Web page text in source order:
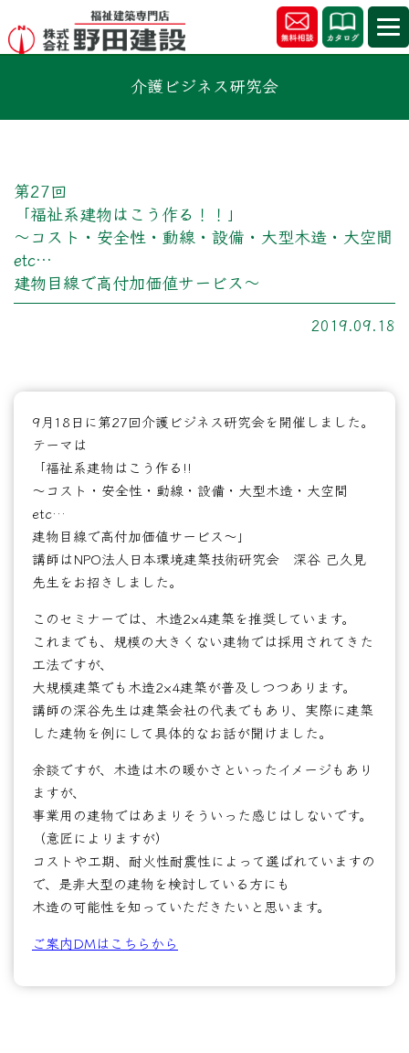
介護ビジネス研究会
第27回
「福祉系建物はこう作る！！」
～コスト・安全性・動線・設備・大型木造・大空間
etc…
建物目線で高付加価値サービス～
2019.09.18
9月18日に第27回介護ビジネス研究会を開催しました。
テーマは
「福祉系建物はこう作る!!
～コスト・安全性・動線・設備・大型木造・大空間
etc…
建物目線で高付加価値サービス～」
講師はNPO法人日本環境建築技術研究会 深谷 己久見
先生をお招きしました。
このセミナーでは、木造2×4建築を推奨しています。
これまでも、規模の大きくない建物では採用されてきた
工法ですが、
大規模建築でも木造2×4建築が普及しつつあります。
講師の深谷先生は建築会社の代表でもあり、実際に建築
した建物を例にして具体的なお話が聞けました。
余談ですが、木造は木の暖かさといったイメージもあり
ますが、
事業用の建物ではあまりそういった感じはしないです。
（意匠によりますが）
コストや工期、耐火性耐震性によって選ばれていますの
で、是非大型の建物を検討している方にも
木造の可能性を知っていただきたいと思います。
ご案内DMはこちらから